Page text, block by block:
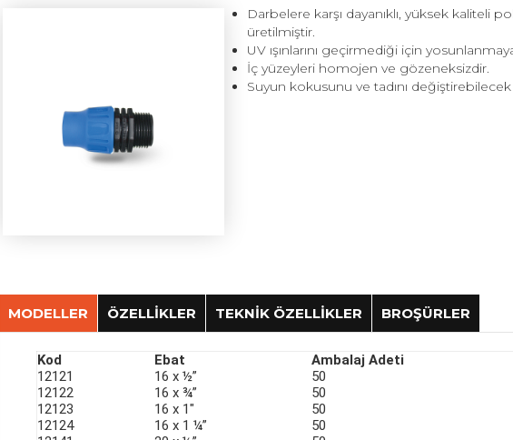
Darbelere karşı dayanıklı, yüksek kaliteli
üretilmiştir.
UV ışınlarını geçirmediği için
İç yüzeyleri homojen ve gözeneksizdir.
Suyun kokusunu ve tadını
MODELLER ÖZELLİKLER TEKNİK ÖZELLİKLER BROŞÜRLER
Kod Ebat Ambalaj Adeti
12121
16 x ½” 50
12122
16 x ¾” 50
12123
16 x 1″ 50
12124
16 x 1 ¼” 50
Kullanım Bilgileri
Ø16 mm, Ø20 mm, Ø25 mm, Ø32 mm Alçak Yoğunluklu Polietilen (AYPE)
kullanılır.
Ø16 mm için et kalınlığı minimum 0.8 mm’ye kadar ve Ø20 mm için et
Basınç Değerleri
PN 6
Kullanım Alanları